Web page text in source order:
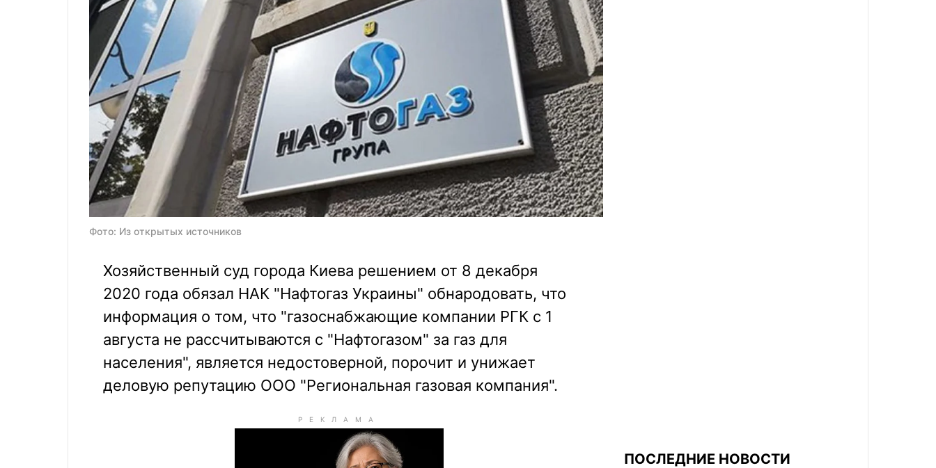
Фото: Из открытых источников
Хозяйственный суд города Киева решением от 8 декабря
2020 года обязал НАК "Нафтогаз Украины" обнародовать, что
информация о том, что "газоснабжающие компании РГК с 1
августа не рассчитываются с "Нафтогазом" за газ для
населения", является недостоверной, порочит и унижает
деловую репутацию ООО "Региональная газовая компания".
ПОСЛЕДНИЕ НОВОСТИ